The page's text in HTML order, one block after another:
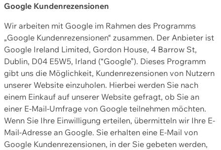
Google Kundenrezensionen
Wir arbeiten mit Google im Rahmen des Programms
„Google Kundenrezensionen“ zusammen. Der Anbieter ist
Google Ireland Limited, Gordon House, 4 Barrow St,
Dublin, D04 E5W5, Irland (“Google”). Dieses Programm
gibt uns die Möglichkeit, Kundenrezensionen von Nutzern
unserer Website einzuholen. Hierbei werden Sie nach
einem Einkauf auf unserer Website gefragt, ob Sie an
einer E-Mail-Umfrage von Google teilnehmen möchten.
Wenn Sie Ihre Einwilligung erteilen, übermitteln wir Ihre E-
Mail-Adresse an Google. Sie erhalten eine E-Mail von
Google Kundenrezensionen, in der Sie gebeten werden,